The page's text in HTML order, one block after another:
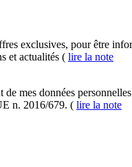
exclusives, pour être
et actualités ( lire la note
mes données
n. 2016/679. ( lire la note